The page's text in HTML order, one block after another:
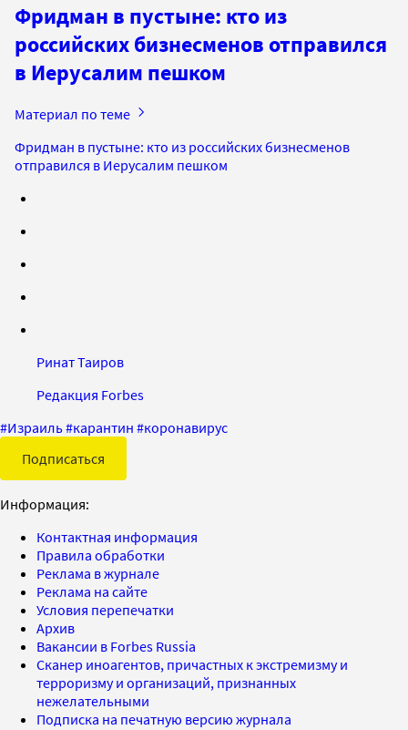
Фридман в пустыне: кто из
российских бизнесменов отправился
в Иерусалим пешком
Материал по теме
Фридман в пустыне: кто из российских бизнесменов
отправился в Иерусалим пешком
Ринат Таиров
Редакция Forbes
#Израиль#карантин #коронавирус
Подписаться
Информация:
Контактная информация
Правила обработки
Реклама в журнале
Реклама на сайте
Условия перепечатки
Архив
Вакансии в Forbes Russia
Сканер иноагентов, причастных к экстремизму и
терроризму и организаций, признанных
нежелательными
Подписка на печатную версию журнала